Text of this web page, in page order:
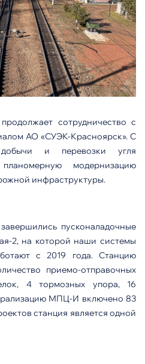
сотрудничество с
АО «СУЭК-Красноярск». С
и перевозки угля
модернизацию
инфраструктуры.
пусконаладочные
2, на которой наши системы
с 2019 года. Станцию
приемо-отправочных
4 тормозных упора, 16
МПЦ-И включено 83
станция является одной